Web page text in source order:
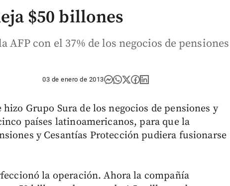
$50 billones
AFP con el 37% de los negocios de pensiones
03 de enero de 2013
Grupo Sura de los negocios de pensiones y
países latinoamericanos, para que la
y Cesantías Protección pudiera fusionarse
la operación. Ahora la compañía